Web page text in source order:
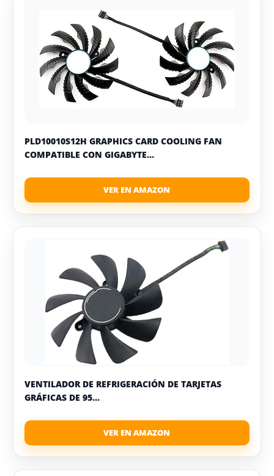
PLD10010S12H GRAPHICS CARD COOLING FAN
COMPATIBLE CON GIGABYTE...
VENTILADOR DE REFRIGERACIÓN DE TARJETAS
GRÁFICAS DE 95...